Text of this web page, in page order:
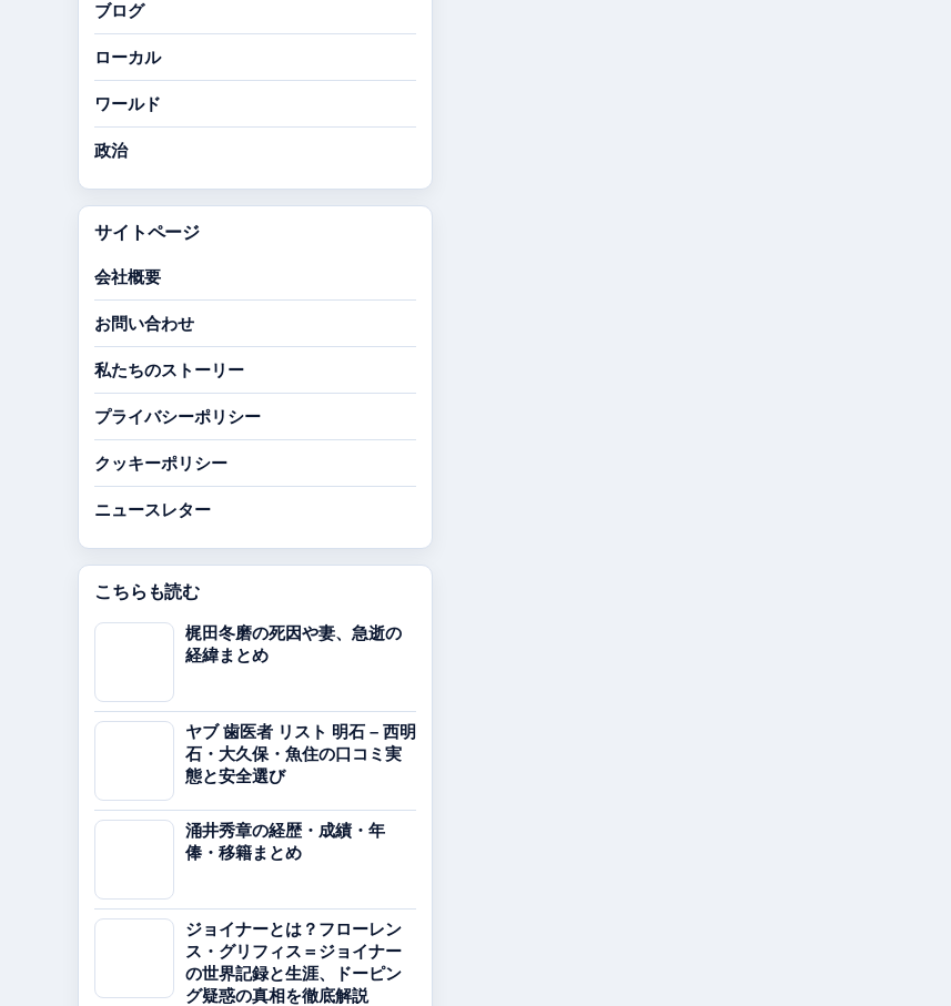
ブログ
ローカル
ワールド
政治
サイトページ
会社概要
お問い合わせ
私たちのストーリー
プライバシーポリシー
クッキーポリシー
ニュースレター
こちらも読む
梶田冬磨の死因や妻、急逝の
経緯まとめ
ヤブ 歯医者 リスト 明石 – 西明
石・大久保・魚住の口コミ実
態と安全選び
涌井秀章の経歴・成績・年
俸・移籍まとめ
ジョイナーとは？フローレン
ス・グリフィス＝ジョイナー
の世界記録と生涯、ドーピン
グ疑惑の真相を徹底解説